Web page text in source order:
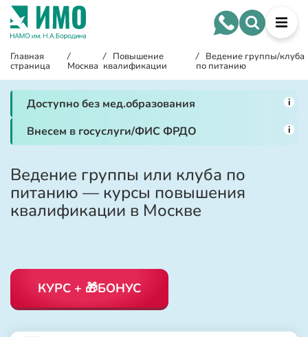
Главная
страница
/
Москва
/ Повышение
квалификации
/ Ведение группы/клуба
по питанию
Доступно без мед.образования i
Внесем в госуслуги/ФИС ФРДО i
Ведение группы или клуба по
питанию — курсы повышения
квалификации в Москве
КУРС + 🎁БОНУС